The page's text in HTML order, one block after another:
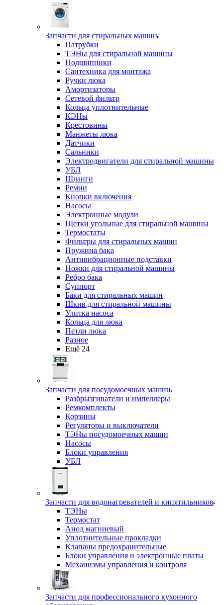
Запчасти для стиральных машин
Патрубки
ТЭНы для стиральной машины
Подшипники
Сантехника для монтажа
Ручки люка
Амортизаторы
Сетевой фильтр
Кольца уплотнительные
КЭНы
Крестовины
Манжеты люка
Датчики
Сальники
Электродвигатели для стиральной машины
УБЛ
Шланги
Ремни
Кнопки включения
Насосы
Электронные модули
Щетки угольные для стиральной машины
Термостаты
Фильтры для стиральных машин
Пружина бака
Антивибрационные подставки
Ножки для стиральной машины
Ребро бака
Суппорт
Баки для стиральных машин
Шкив для стиральной машины
Улитка насоса
Кольца для люка
Петли люка
Разное
Ещё 24
Запчасти для посудомоечных машин
Разбрызгиватели и импеллеры
Ремкомплекты
Корзины
Регуляторы и выключатели
ТЭНы посудомоечных машин
Насосы
Блоки управления
УБЛ
Запчасти для водонагревателей и кипятильников
ТЭНы
Термостат
Анод магниевый
Уплотнительные прокладки
Клапаны предохранительные
Блоки управления и электронные платы
Механизмы управления и контроля
Запчасти для профессионального кухонного